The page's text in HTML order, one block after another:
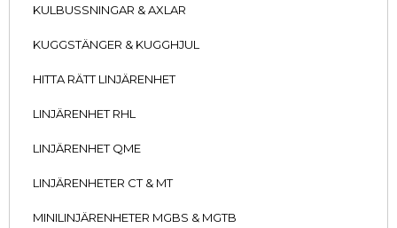
KULBUSSNINGAR & AXLAR
KUGGSTÄNGER & KUGGHJUL
HITTA RÄTT LINJÄRENHET
LINJÄRENHET RHL
LINJÄRENHET QME
LINJÄRENHETER CT & MT
MINILINJÄRENHETER MGBS & MGTB